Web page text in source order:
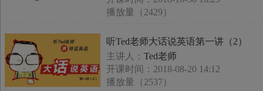
播放量（2429）
听Ted老师大话说英语第一讲（2）
主讲人： Ted老师
开课时间：2018-08-20 14:12
播放量（2537）